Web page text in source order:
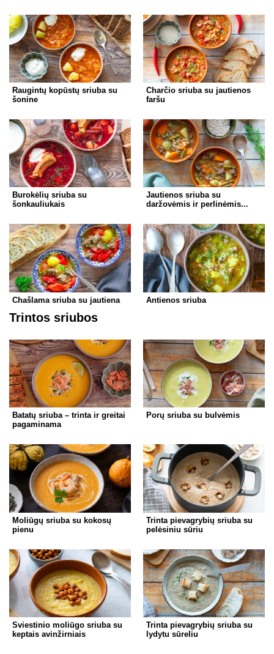
Raugintų kopūstų sriuba su
šonine
Charčio sriuba su jautienos
faršu
Burokėlių sriuba su
šonkauliukais
Jautienos sriuba su
daržovėmis ir perlinėmis...
Chašlama sriuba su jautiena Antienos sriuba
Trintos sriubos
Batatų sriuba – trinta ir greitai
pagaminama
Porų sriuba su bulvėmis
Moliūgų sriuba su kokosų
pienu
Trinta pievagrybių sriuba su
pelėsiniu sūriu
Sviestinio moliūgo sriuba su
keptais avinžirniais
Trinta pievagrybių sriuba su
lydytu sūreliu